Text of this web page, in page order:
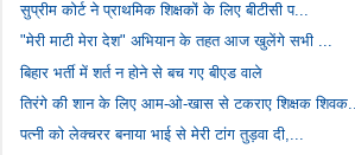
सुप्रीम कोर्ट ने प्राथमिक शिक्षकों के लिए बीटीसी प...
"मेरी माटी मेरा देश" अभियान के तहत आज खुलेंगे सभी ...
बिहार भर्ती में शर्त न होने से बच गए बीएड वाले
तिरंगे की शान के लिए आम-ओ-खास से टकराए शिक्षक शिवक...
पत्नी को लेक्चरर बनाया भाई से मेरी टांग तुड़वा दी,...